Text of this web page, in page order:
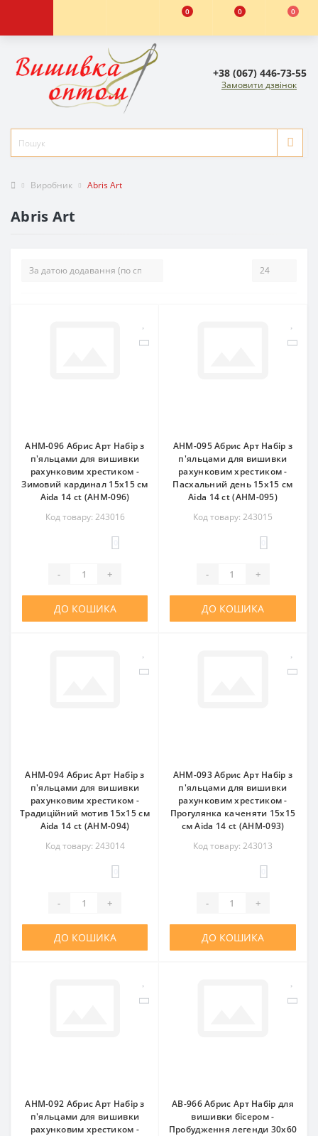
0 0 0
+38 (067) 446-73-55
Замовити дзвінок
Виробник Abris Art
Abris Art
AHM-096 Абрис Арт Набір з
п'яльцами для вишивки
рахунковим хрестиком -
Зимовий кардинал 15x15 см
Aida 14 ct (АНМ-096)
Код товару: 243016
- +
ДО КОШИКА
AHM-095 Абрис Арт Набір з
п'яльцами для вишивки
рахунковим хрестиком -
Пасхальний день 15x15 см
Aida 14 ct (АНМ-095)
Код товару: 243015
- +
ДО КОШИКА
AHM-094 Абрис Арт Набір з
п'яльцами для вишивки
рахунковим хрестиком -
Традиційний мотив 15x15 см
Aida 14 ct (АНМ-094)
Код товару: 243014
- +
ДО КОШИКА
AHM-093 Абрис Арт Набір з
п'яльцами для вишивки
рахунковим хрестиком -
Прогулянка каченяти 15x15
см Aida 14 ct (АНМ-093)
Код товару: 243013
- +
ДО КОШИКА
AHM-092 Абрис Арт Набір з
п'яльцами для вишивки
рахунковим хрестиком -
AB-966 Абрис Арт Набір для
вишивки бісером -
Пробудження легенди 30x60